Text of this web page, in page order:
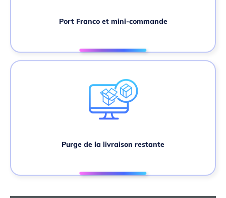
Port Franco et mini-commande
Purge de la livraison restante